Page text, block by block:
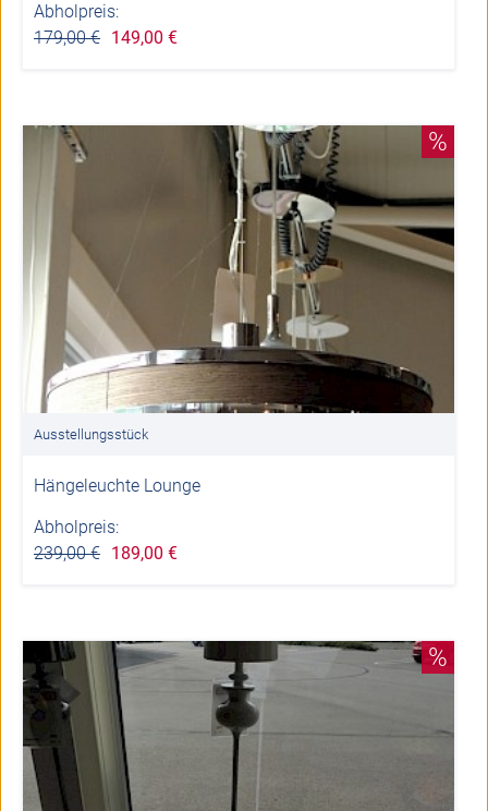
Abholpreis:
179,00 € 149,00 €
%
Ausstellungsstück
Hängeleuchte Lounge
Abholpreis:
239,00 € 189,00 €
%